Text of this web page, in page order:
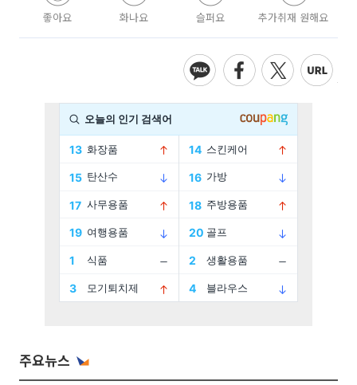
좋아요 화나요 슬퍼요 추가취재 원해요
주요뉴스